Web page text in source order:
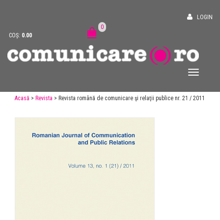
LOGIN
COȘ: 0.00
0
Acasă > Revista > Revista română de comunicare şi relaţii publice nr. 21 / 2011